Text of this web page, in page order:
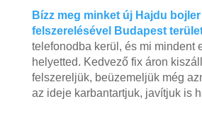
Bízz meg minket új Hajdu
felszerelésével Budapest
telefonodba kerül, és mi mindent
helyetted. Kedvező fix áron
felszereljük, beüzemeljük még
az ideje karbantartjuk, javítjuk is